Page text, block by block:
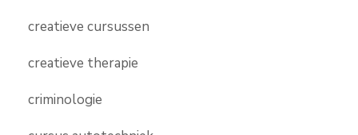
creatieve cursussen
creatieve therapie
criminologie